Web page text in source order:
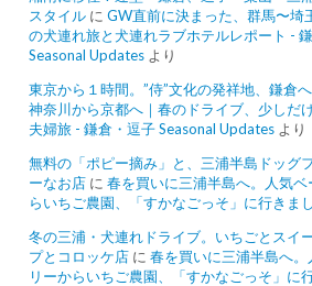
スタイル に GW直前に決まった、群馬〜埼
の犬連れ旅と犬連れラブホテルレポート -
Seasonal Updates より
東京から１時間。”侍”文化の発祥地、鎌倉へ
神奈川から京都へ｜春のドライブ、少しだ
夫婦旅 - 鎌倉・逗子 Seasonal Updates より
無料の「ポピー摘み」と、三浦半島ドッグ
ーなお店 に 春を買いに三浦半島へ。人気ベ
らいちご農園、「すかなごっそ」に行きま
冬の三浦・犬連れドライブ。いちごとスイ
プとコロッケ店 に 春を買いに三浦半島へ。
リーからいちご農園、「すかなごっそ」に